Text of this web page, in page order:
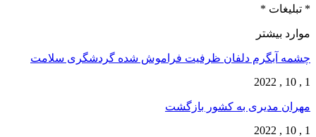
* تبلیغات *
موارد بیشتر
چشمه آبگرم دلفان ظرفیت فراموش شده گردشگری سلامت
1 , 10 , 2022
مهران مدیری به کشور بازگشت
1 , 10 , 2022